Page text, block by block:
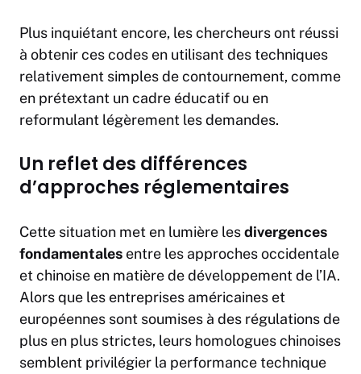
Plus inquiétant encore, les chercheurs ont réussi
à obtenir ces codes en utilisant des techniques
relativement simples de contournement, comme
en prétextant un cadre éducatif ou en
reformulant légèrement les demandes.
Un reflet des différences
d’approches réglementaires
Cette situation met en lumière lesdivergences
fondamentales entre les approches occidentale
et chinoise en matière de développement de l’IA.
Alors que les entreprises américaines et
européennes sont soumises à des régulations de
plus en plus strictes, leurs homologues chinoises
semblent privilégier la performance technique